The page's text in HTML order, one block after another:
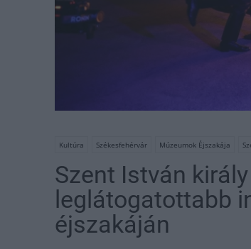
Kultúra Székesfehérvár Múzeumok Éjszakája
Szent István
leglátogatottabb
éjszakáján